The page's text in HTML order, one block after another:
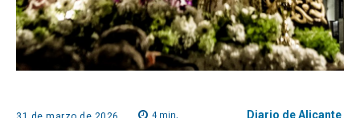
4min. Diario de Alicante